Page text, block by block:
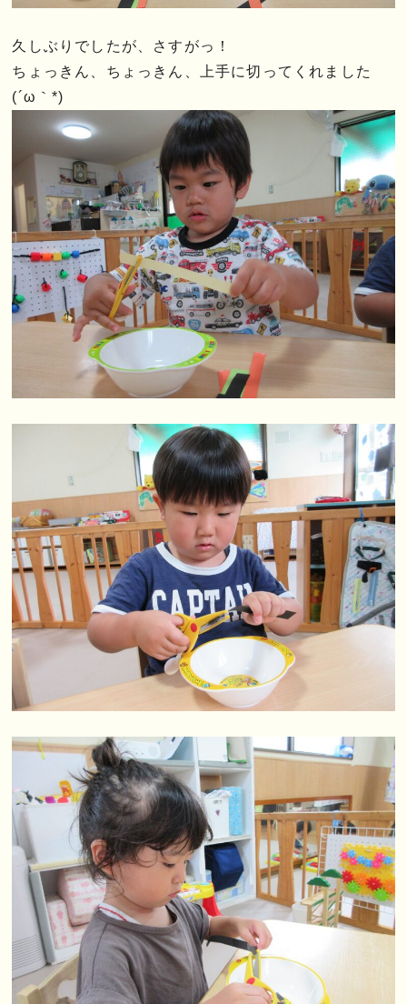
久しぶりでしたが、さすがっ！
ちょっきん、ちょっきん、上手に切ってくれました
(´ω｀*)